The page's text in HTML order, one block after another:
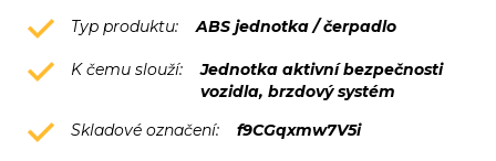
Typ produktu: ABS jednotka / čerpadlo
K čemu slouží:
Jednotka aktivní bezpečnosti
vozidla, brzdový systém
Skladové označení:
f9CGqxmw7V5i